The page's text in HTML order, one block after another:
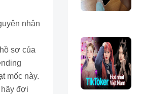
nhân
sơ của
mốc này.
đợi